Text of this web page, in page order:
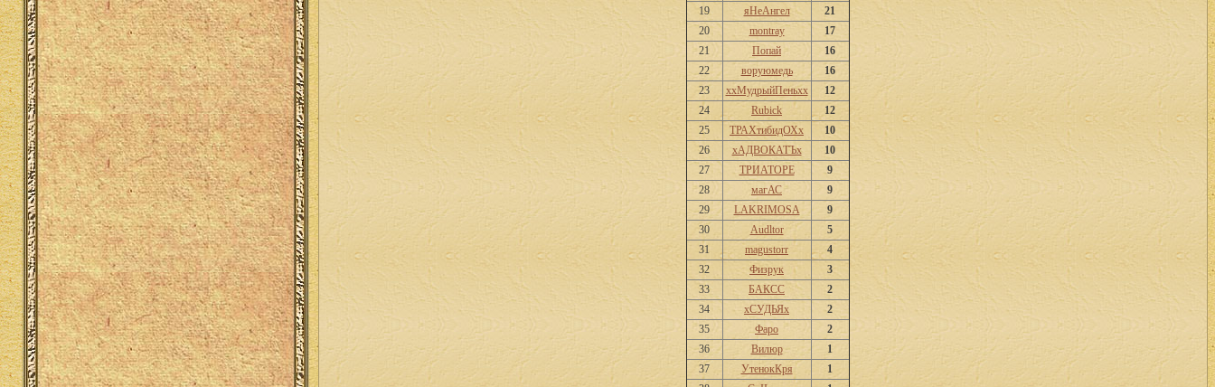
19
яНеАнгел
21
20
montray
17
21
Попай
16
22
воруюмедь
16
23
ххМудрыйПеньхх
12
24
Rubick
12
25
ТРАХтибидОХх
10
26
хАДВОКАТЪх
10
27
ТРИАТОРЕ
9
28
магАС
9
29
LAKRIMOSA
9
30
Audltor
5
31
magustorr
4
32
Физрук
3
33
БАКСС
2
34
хСУДЬЯх
2
35
Фаро
2
36
Вилюр
1
37
УтенокКря
1